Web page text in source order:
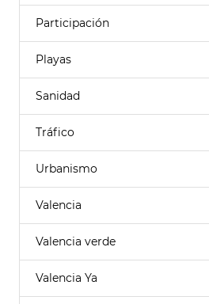
Participación
Playas
Sanidad
Tráfico
Urbanismo
Valencia
Valencia verde
Valencia Ya